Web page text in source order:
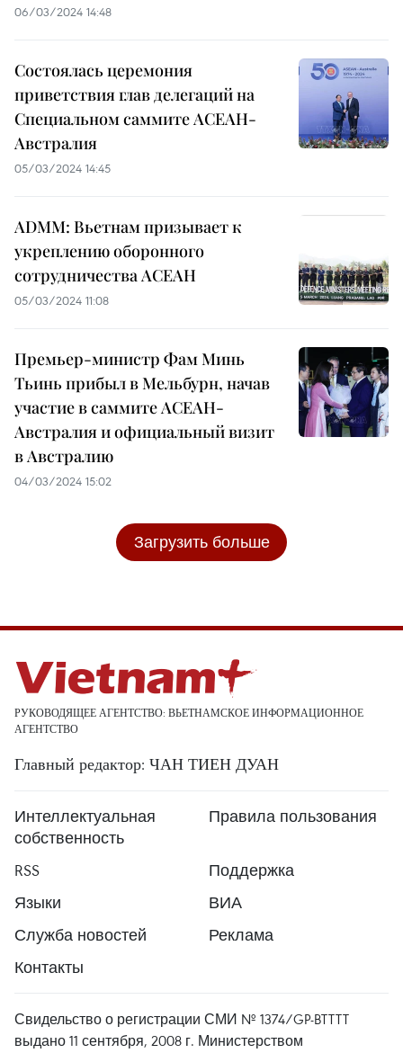
06/03/2024 14:48
Состоялась церемония
приветствия глав делегаций на
Специальном саммите АСЕАН-
Австралия
05/03/2024 14:45
ADMM: Вьетнам призывает к
укреплению оборонного
сотрудничества АСЕАН
05/03/2024 11:08
Премьер-министр Фам Минь
Тьинь прибыл в Мельбурн, начав
участие в саммите АСЕАН-
Австралия и официальный визит
в Австралию
04/03/2024 15:02
Загрузить больше
РУКОВОДЯЩЕЕ АГЕНТСТВО: ВЬЕТНАМСКОЕ ИНФОРМАЦИОННОЕ
АГЕНТСТВО
Главный редактор: ЧАН ТИЕН ДУАН
Интеллектуальная
собственность
Правила пользования
RSS
Поддержка
Языки
ВИА
Служба новостей
Реклама
Контакты
Свидельство о регистрации СМИ № 1374/GP-BTTTT
выдано 11 сентября, 2008 г. Министерством